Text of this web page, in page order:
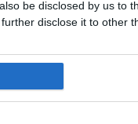
be disclosed by us to
disclose it to other
a leșinat în
TV. Înainte de a
fost bine, dar i